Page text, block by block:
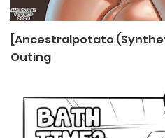
[Ancestralpotato
Outing